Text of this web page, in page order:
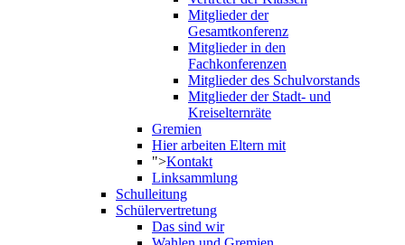
Mitglieder der
Gesamtkonferenz
Mitglieder in den
Fachkonferenzen
Mitglieder des Schulvorstands
Mitglieder der Stadt- und
Kreiselternräte
Gremien
Hier arbeiten Eltern mit
">Kontakt
Linksammlung
Schulleitung
Schülervertretung
Das sind wir